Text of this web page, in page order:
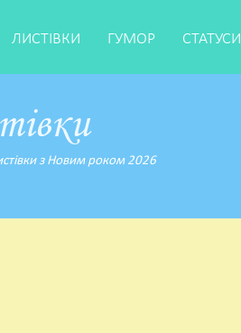
ЛИСТІВКИ ГУМОР СТАТУСИ
з Новим роком 2026